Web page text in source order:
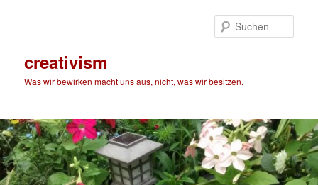
creativism
Was wir bewirken macht uns aus, nicht, was wir besitzen.